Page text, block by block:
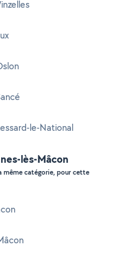
le-National
lès-Mâcon
même catégorie, pour cette